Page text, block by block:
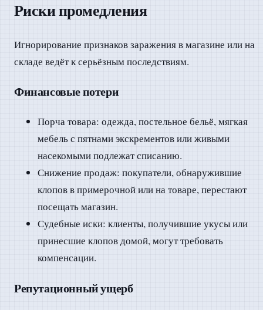
Риски промедления
Игнорирование признаков заражения в магазине или на
складе ведёт к серьёзным последствиям.
Финансовые потери
Порча товара: одежда, постельное бельё, мягкая
мебель с пятнами экскрементов или живыми
насекомыми подлежат списанию.
Снижение продаж: покупатели, обнаружившие
клопов в примерочной или на товаре, перестают
посещать магазин.
Судебные иски: клиенты, получившие укусы или
принесшие клопов домой, могут требовать
компенсации.
Репутационный ущерб